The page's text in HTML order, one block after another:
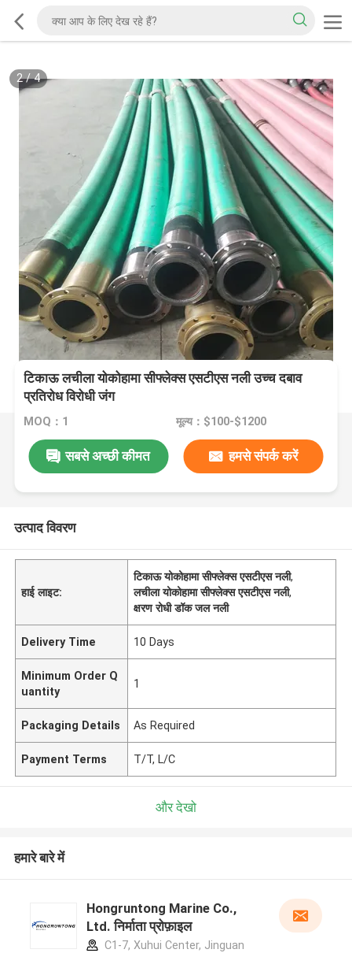
2/4
टिकाऊ लचीला योकोहामा सीफ्लेक्स एसटीएस नली उच्च दबाव
प्रतिरोध विरोधी जंग
MOQ：1 मूल्य：$100-$1200
सबसे अच्छी कीमत हमसे संपर्क करें
उत्पाद विवरण
हाई लाइट:
टिकाऊ योकोहामा सीफ्लेक्स एसटीएस नली,
लचीला योकोहामा सीफ्लेक्स एसटीएस नली,
क्षरण रोधी डॉक जल नली
Delivery Time 10 Days
Minimum Order Q
uantity
1
Packaging Details As Required
Payment Terms T/T, L/C
और देखो
हमारे बारे में
Hongruntong Marine Co.,
Ltd. निर्माता प्रोफ़ाइल
C1-7, Xuhui Center, Jinguan